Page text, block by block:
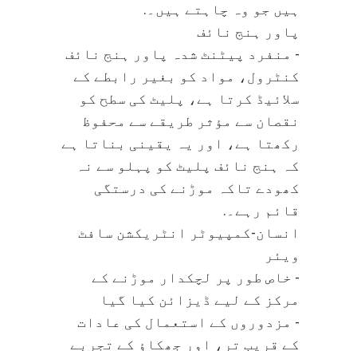
ہیں جو وہ چاہتے ہیں۔.
پاور ہنج نائف
- منفرد پیٹنٹ شدہ پاور ہنج نائف
کنٹرول، مواد کو بغیر رابطے کے
سلائیڈ کرتا ہے، پلیٹ کی سطح کو
نقصان سے مؤثر طریقے سے محفوظ
رکھتا ہے، اور یہ یقینی بناتا ہے
کہ ہنج نائف پلیٹ کو پہلو سے نہ
کھودے تاکہ موڑنے کی درستگی
قائم رہے۔.
انسان-کمپیوٹر انٹریکشن سافٹ
ویئر
- خاص طور پر لچکدار موڑنے کے
مرکز کے لیے ڈیزائن کیا گیا
- مزدوروں کے استعمال کی عادات
کے قریب تر، اور جھکاؤ کے تجربے